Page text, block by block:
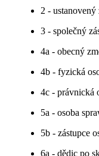
2 - ustanovený
3 - společný
4a - obecný
4b - fyzická
4c - právnická
5a - osoba
5b - zástupce
6a - dědic po